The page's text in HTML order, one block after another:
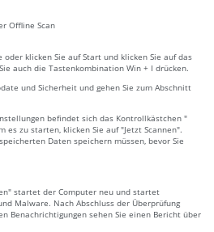
Offline Scan
oder klicken Sie auf Start und klicken Sie auf das
auch die Tastenkombination Win + I drücken.
und Sicherheit und gehen Sie zum Abschnitt
befindet sich das Kontrollkästchen "
es zu starten, klicken Sie auf "Jetzt Scannen".
Daten speichern müssen, bevor Sie
startet der Computer neu und startet
Malware. Nach Abschluss der Überprüfung
Benachrichtigungen sehen Sie einen Bericht über